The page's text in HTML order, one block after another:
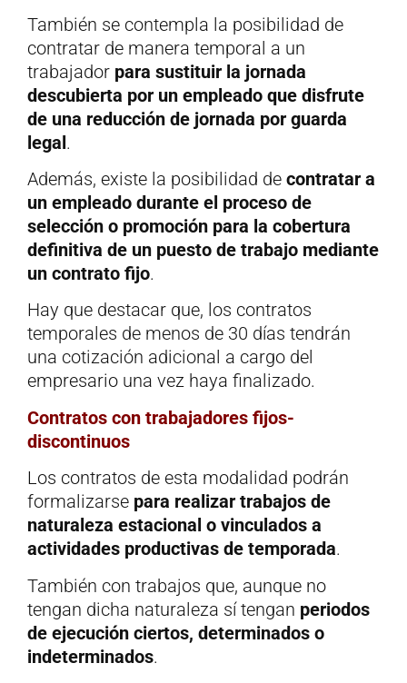
También se contempla la posibilidad de
contratar de manera temporal a un
trabajador para sustituir la jornada
descubierta por un empleado que disfrute
de una reducción de jornada por guarda
legal.
Además, existe la posibilidad de contratar a
un empleado durante el proceso de
selección o promoción para la cobertura
definitiva de un puesto de trabajo mediante
un contrato fijo.
Hay que destacar que, los contratos
temporales de menos de 30 días tendrán
una cotización adicional a cargo del
empresario una vez haya finalizado.
Contratos con trabajadores fijos-
discontinuos
Los contratos de esta modalidad podrán
formalizarse para realizar trabajos de
naturaleza estacional o vinculados a
actividades productivas de temporada.
También con trabajos que, aunque no
tengan dicha naturaleza sí tengan periodos
de ejecución ciertos, determinados o
indeterminados.